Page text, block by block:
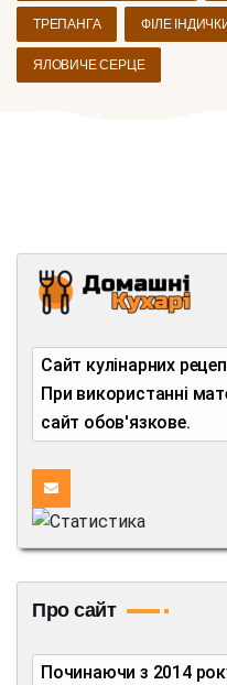
ТРЕПАНГА ФІЛЕ
ЯЛОВИЧЕ СЕРЦЕ
Сайт кулінарних
При використанні
сайт обов'язкове.
Про сайт
Починаючи з 2014 року, ми щоденно працюємо